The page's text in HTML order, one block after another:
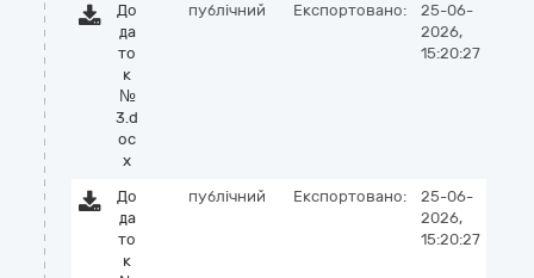
До
да
то
к
№
3.d
oc
x
публічний Експортовано:
25-06-
2026,
15:20:27
До
да
то
к
публічний Експортовано:
25-06-
2026,
15:20:27